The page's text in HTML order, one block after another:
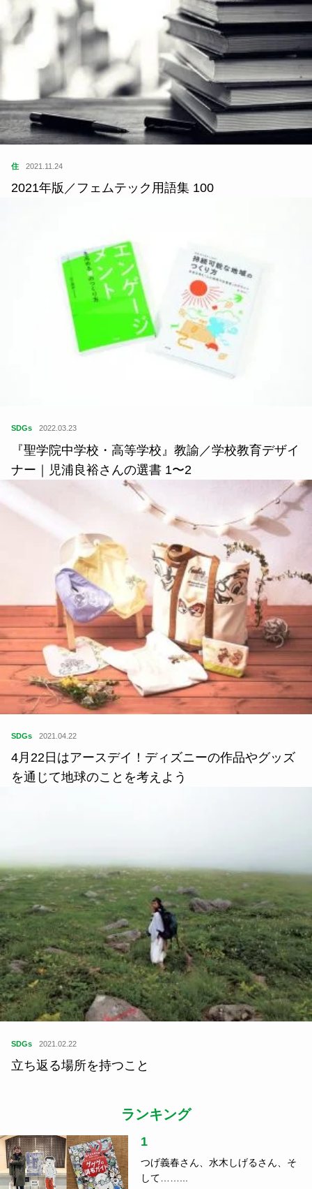
住 2021.11.24
2021年版／フェムテック用語集 100
SDGs 2022.03.23
『聖学院中学校・高等学校』教諭／学校教育デザイ
ナー｜児浦良裕さんの選書 1〜2
SDGs 2021.04.22
4月22日はアースデイ！ディズニーの作品やグッズ
を通じて地球のことを考えよう
SDGs 2021.02.22
立ち返る場所を持つこと
ランキング
1
つげ義春さん、水木しげるさん、そ
して……...